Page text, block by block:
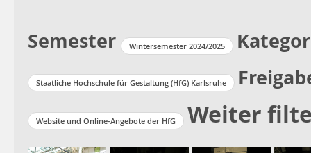
Semester Wintersemester 2024/2025
Staatliche Hochschule für Gestaltung (HfG) Karlsruhe
Website und Online-Angebote der HfG Weiter